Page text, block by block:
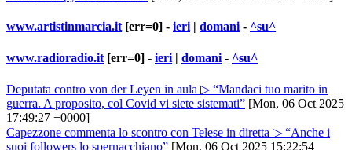
www.artistinmarcia.it [err=0] - ieri | domani - ^su^
www.radioradio.it [err=0] - ieri | domani - ^su^
Deputata contro von der Leyen in aula ▷ “Mandaci tuo marito in
guerra. A proposito, col Covid vi siete sistemati” [Mon, 06 Oct 2025
17:49:27 +0000]
Capezzone commenta lo scontro con Telese in diretta ▷ “Anche i
suoi followers lo spernacchiano” [Mon, 06 Oct 2025 15:22:54